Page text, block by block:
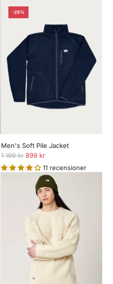
-25%
Men's Soft Pile Jacket
O
r
d
1 199 kr 899 kr
11 recensioner